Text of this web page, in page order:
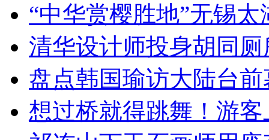
“中华赏樱胜地”无锡
清华设计师投身胡同
盘点韩国瑜访大陆台
想过桥就得跳舞！游客